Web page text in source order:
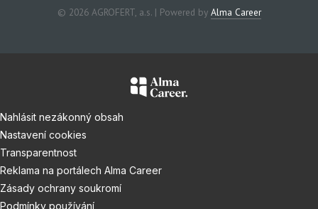
© 2026 AGROFERT, a.s. | Powered by Alma Career
Nahlásit nezákonný obsah
Nastavení cookies
Transparentnost
Reklama na portálech Alma Career
Zásady ochrany soukromí
Podmínky používání